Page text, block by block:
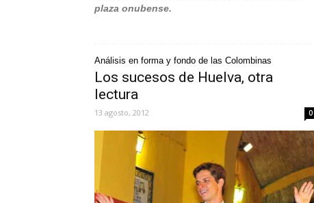
plaza onubense.
Análisis en forma y fondo de las Colombinas
Los sucesos de Huelva, otra
lectura
13 agosto, 2012 0